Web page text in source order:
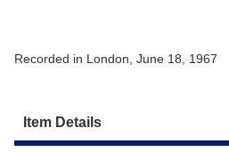
Recorded in London, June 18, 1967
Item Details